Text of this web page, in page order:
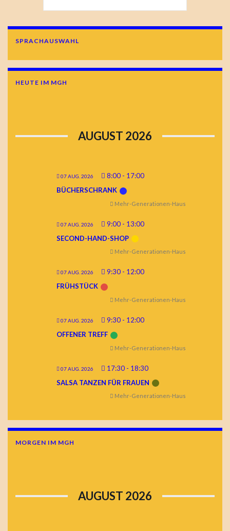
SPRACHAUSWAHL
HEUTE IM MGH
AUGUST 2026
07 AUG. 2026 8:00 - 17:00
BÜCHERSCHRANK
Mehr-Generationen-Haus
07 AUG. 2026 9:00 - 13:00
SECOND-HAND-SHOP
Mehr-Generationen-Haus
07 AUG. 2026 9:30 - 12:00
FRÜHSTÜCK
Mehr-Generationen-Haus
07 AUG. 2026 9:30 - 12:00
OFFENER TREFF
Mehr-Generationen-Haus
07 AUG. 2026 17:30 - 18:30
SALSA TANZEN FÜR FRAUEN
Mehr-Generationen-Haus
MORGEN IM MGH
AUGUST 2026